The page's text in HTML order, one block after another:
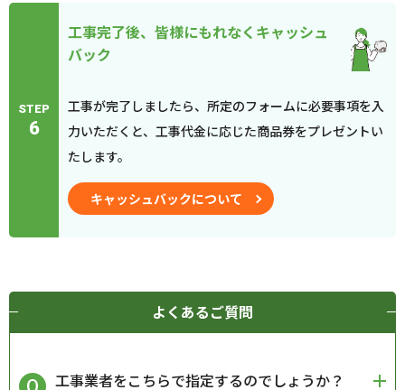
STEP
6
工事完了後、皆様にもれなくキャッシュ
バック
工事が完了しましたら、所定のフォームに必要事項を入
力いただくと、工事代金に応じた商品券をプレゼントい
たします。
キャッシュバックについて
よくあるご質問
工事業者をこちらで指定するのでしょうか？